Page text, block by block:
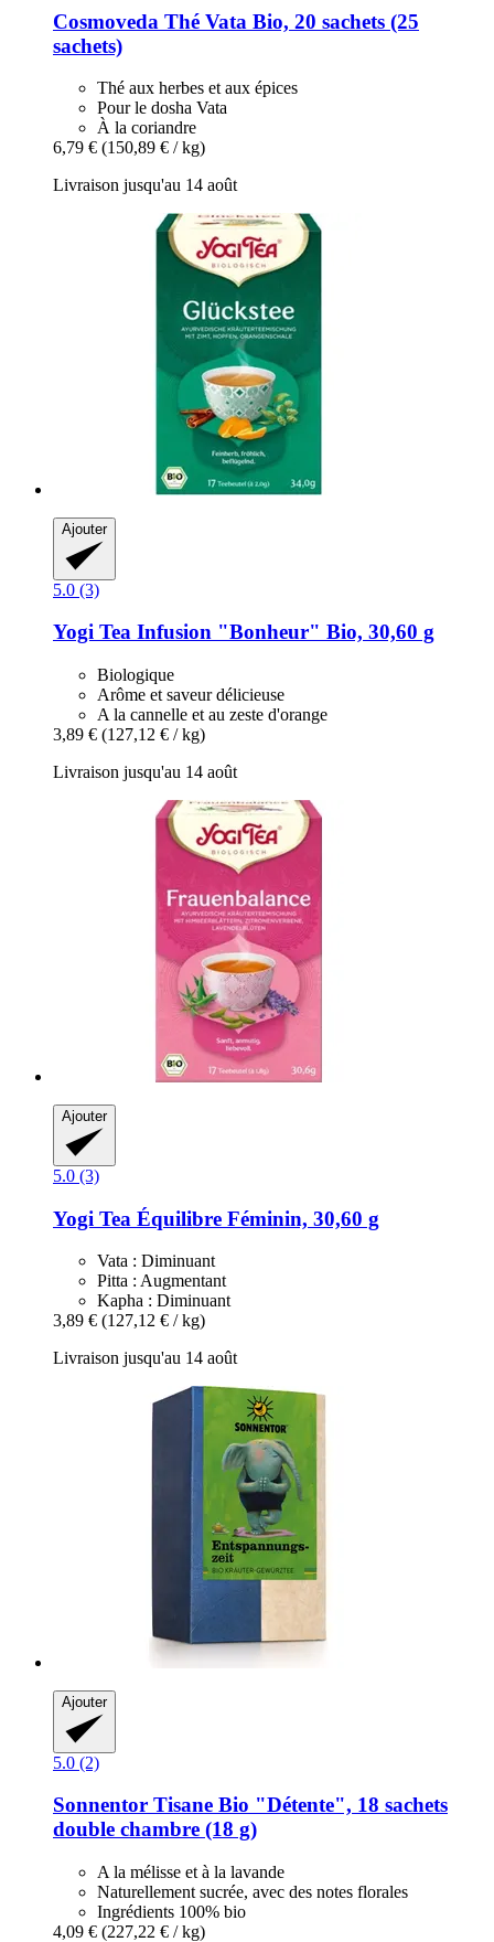
Cosmoveda Thé Vata Bio, 20 sachets (25
sachets)
Thé aux herbes et aux épices
Pour le dosha Vata
À la coriandre
6,79 € (150,89 € / kg)
Livraison jusqu'au 14 août
Ajouter
5.0 (3)
Yogi Tea Infusion "Bonheur" Bio, 30,60 g
Biologique
Arôme et saveur délicieuse
A la cannelle et au zeste d'orange
3,89 € (127,12 € / kg)
Livraison jusqu'au 14 août
Ajouter
5.0 (3)
Yogi Tea Équilibre Féminin, 30,60 g
Vata : Diminuant
Pitta : Augmentant
Kapha : Diminuant
3,89 € (127,12 € / kg)
Livraison jusqu'au 14 août
Ajouter
5.0 (2)
Sonnentor Tisane Bio "Détente", 18 sachets
double chambre (18 g)
A la mélisse et à la lavande
Naturellement sucrée, avec des notes florales
Ingrédients 100% bio
4,09 € (227,22 € / kg)